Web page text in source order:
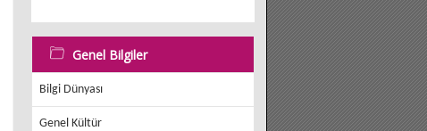
Genel Bilgiler
Bilgi Dünyası
Genel Kültür